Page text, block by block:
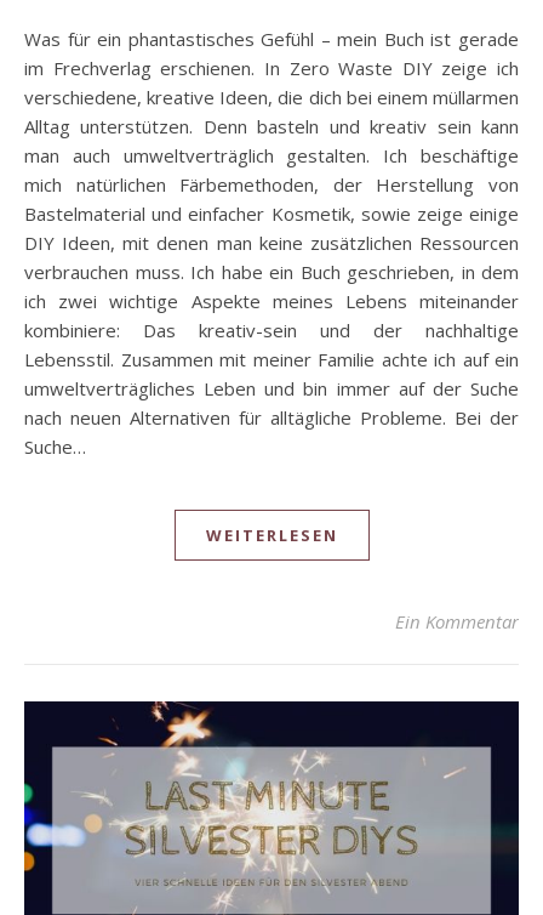
Was für ein phantastisches Gefühl – mein Buch ist gerade
im Frechverlag erschienen. In Zero Waste DIY zeige ich
verschiedene, kreative Ideen, die dich bei einem müllarmen
Alltag unterstützen. Denn basteln und kreativ sein kann
man auch umweltverträglich gestalten. Ich beschäftige
mich natürlichen Färbemethoden, der Herstellung von
Bastelmaterial und einfacher Kosmetik, sowie zeige einige
DIY Ideen, mit denen man keine zusätzlichen Ressourcen
verbrauchen muss. Ich habe ein Buch geschrieben, in dem
ich zwei wichtige Aspekte meines Lebens miteinander
kombiniere: Das kreativ-sein und der nachhaltige
Lebensstil. Zusammen mit meiner Familie achte ich auf ein
umweltverträgliches Leben und bin immer auf der Suche
nach neuen Alternativen für alltägliche Probleme. Bei der
Suche…
WEITERLESEN
Ein Kommentar